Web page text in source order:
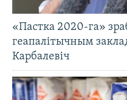
«Пастка 2020-га»
геапалітычным
Карбалевіч